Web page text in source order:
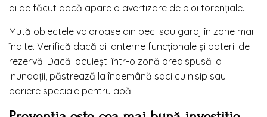
ai de făcut dacă apare o avertizare de ploi torențiale.
Mută obiectele valoroase din beci sau garaj în zone mai
înalte. Verifică dacă ai lanterne funcționale și baterii de
rezervă. Dacă locuiești într-o zonă predispusă la
inundații, păstrează la îndemână saci cu nisip sau
bariere speciale pentru apă.